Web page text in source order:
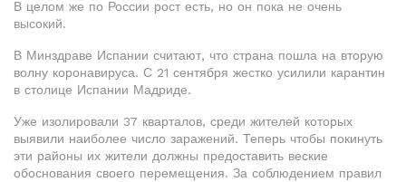
В целом же по России рост есть, но он пока не очень
высокий.
В Минздраве Испании считают, что страна пошла на вторую
волну коронавируса. С 21 сентября жестко усилили карантин
в столице Испании Мадриде.
Уже изолировали 37 кварталов, среди жителей которых
выявили наиболее число заражений. Теперь чтобы покинуть
эти районы их жители должны предоставить веские
обоснования своего перемещения. За соблюдением правил